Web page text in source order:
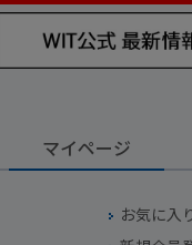
マイページ
お気に入